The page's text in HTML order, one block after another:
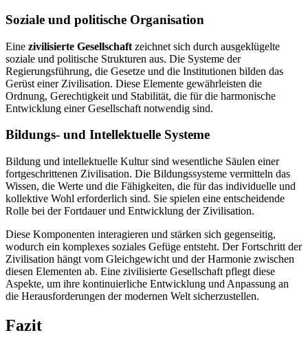
Soziale und politische Organisation
Eine zivilisierte Gesellschaft zeichnet sich durch ausgeklügelte
soziale und politische Strukturen aus. Die Systeme der
Regierungsführung, die Gesetze und die Institutionen bilden das
Gerüst einer Zivilisation. Diese Elemente gewährleisten die
Ordnung, Gerechtigkeit und Stabilität, die für die harmonische
Entwicklung einer Gesellschaft notwendig sind.
Bildungs- und Intellektuelle Systeme
Bildung und intellektuelle Kultur sind wesentliche Säulen einer
fortgeschrittenen Zivilisation. Die Bildungssysteme vermitteln das
Wissen, die Werte und die Fähigkeiten, die für das individuelle und
kollektive Wohl erforderlich sind. Sie spielen eine entscheidende
Rolle bei der Fortdauer und Entwicklung der Zivilisation.
Diese Komponenten interagieren und stärken sich gegenseitig,
wodurch ein komplexes soziales Gefüge entsteht. Der Fortschritt der
Zivilisation hängt vom Gleichgewicht und der Harmonie zwischen
diesen Elementen ab. Eine zivilisierte Gesellschaft pflegt diese
Aspekte, um ihre kontinuierliche Entwicklung und Anpassung an
die Herausforderungen der modernen Welt sicherzustellen.
Fazit